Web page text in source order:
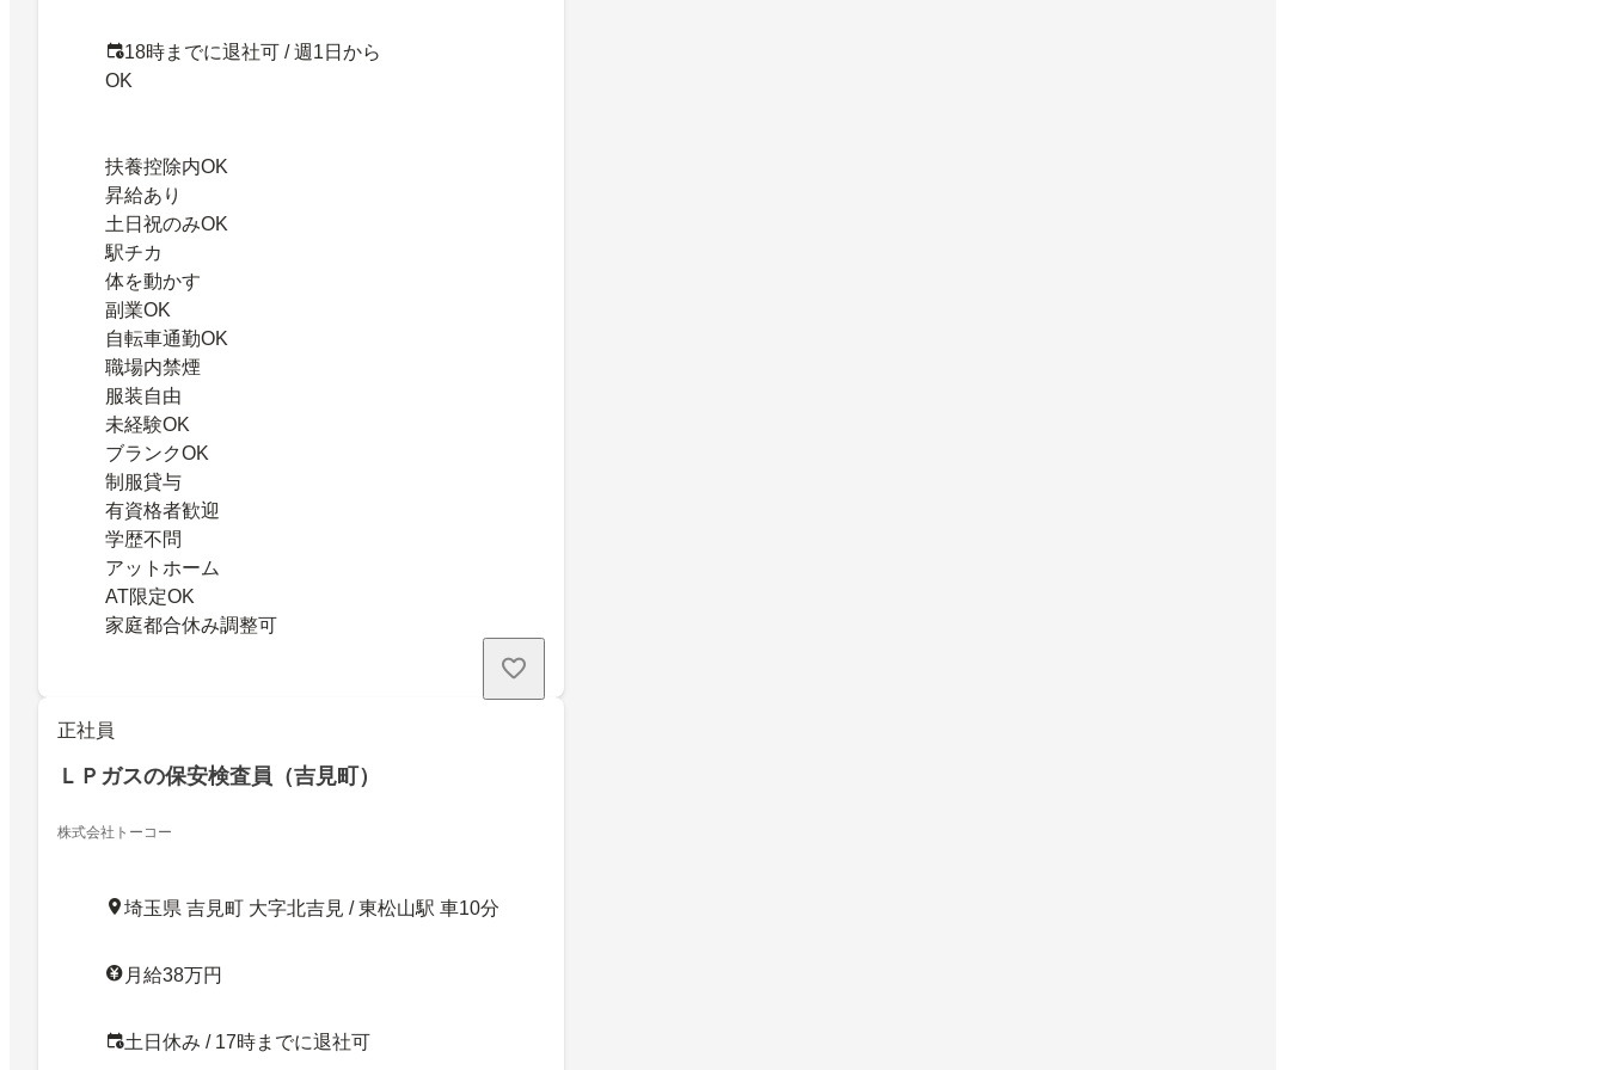
18時までに退社可 / 週1日から
OK
扶養控除内OK
昇給あり
土日祝のみOK
駅チカ
体を動かす
副業OK
自転車通勤OK
職場内禁煙
服装自由
未経験OK
ブランクOK
制服貸与
有資格者歓迎
学歴不問
アットホーム
AT限定OK
家庭都合休み調整可
正社員
ＬＰガスの保安検査員（吉見町）
株式会社トーコー
埼玉県 吉見町 大字北吉見 / 東松山駅 車10分
月給38万円
土日休み / 17時までに退社可